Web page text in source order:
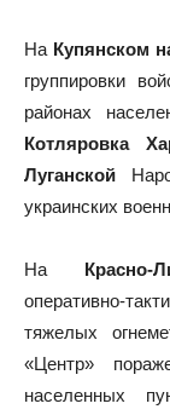
На Купянском
группировки
районах
Котляровка
Луганской
украинских
На Красно-
оперативно-
тяжелых
«Центр»
населенных